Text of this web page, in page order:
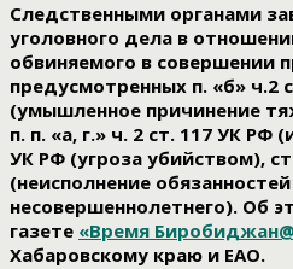
Следственными органами
уголовного дела в
обвиняемого в совершении
предусмотренных п. «б» ч.2
(умышленное причинение
п. п. «а, г.» ч. 2 ст. 117 УК РФ
УК РФ (угроза убийством),
(неисполнение
несовершеннолетнего). Об
газете «Время
Хабаровскому краю и ЕАО.